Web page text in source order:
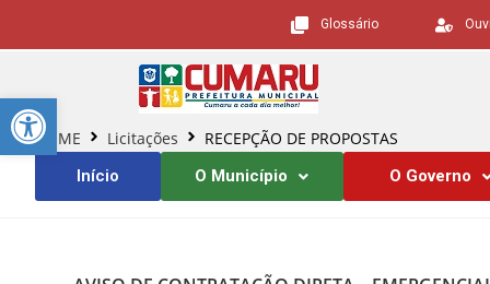
Barra de Ferramentas Aberta
Glossário
HOME Licitações RECEPÇÃO DE PROPOSTAS
Início O Município O Governo